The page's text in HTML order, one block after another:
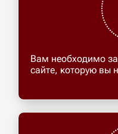
Вам необходимо
сайте, которую вы